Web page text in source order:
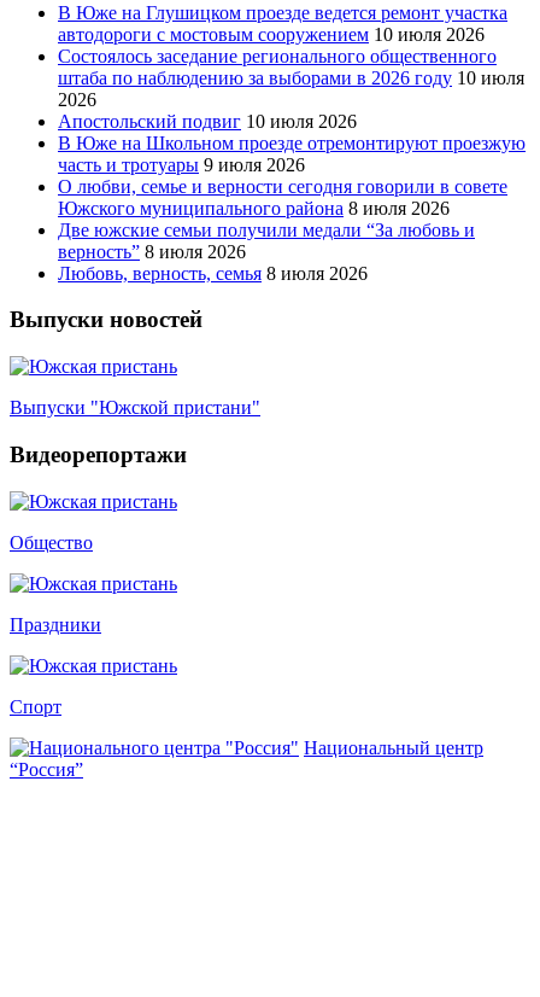
В Юже на Глушицком проезде ведется ремонт участка
автодороги с мостовым сооружением 10 июля 2026
Состоялось заседание регионального общественного
штаба по наблюдению за выборами в 2026 году 10 июля
2026
Апостольский подвиг 10 июля 2026
В Юже на Школьном проезде отремонтируют проезжую
часть и тротуары 9 июля 2026
О любви, семье и верности сегодня говорили в совете
Южского муниципального района 8 июля 2026
Две южские семьи получили медали “За любовь и
верность” 8 июля 2026
Любовь, верность, семья 8 июля 2026
Выпуски новостей
Выпуски "Южской пристани"
Видеорепортажи
Общество
Праздники
Спорт
Национальный центр
“Россия”